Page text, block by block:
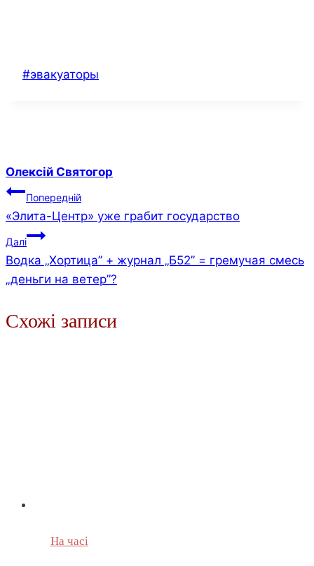
Позначки
#эвакуаторы
Олексій Святогор
Навігація
записів
Попередній
«Элита-Центр» уже грабит государство
Далі
Водка „Хортица” + журнал „Б52” = гремучая смесь
„деньги на ветер”?
Схожі записи
На часі